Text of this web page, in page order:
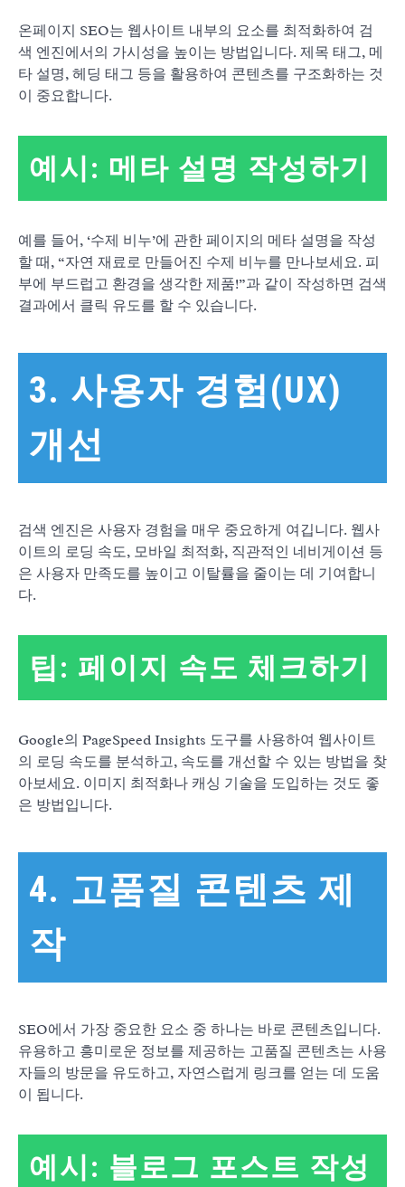
온페이지 SEO는 웹사이트 내부의 요소를 최적화하여 검
색 엔진에서의 가시성을 높이는 방법입니다. 제목 태그, 메
타 설명, 헤딩 태그 등을 활용하여 콘텐츠를 구조화하는 것
이 중요합니다.
예시: 메타 설명 작성하기
예를 들어, ‘수제 비누’에 관한 페이지의 메타 설명을 작성
할 때, “자연 재료로 만들어진 수제 비누를 만나보세요. 피
부에 부드럽고 환경을 생각한 제품!”과 같이 작성하면 검색
결과에서 클릭 유도를 할 수 있습니다.
3. 사용자 경험(UX)
개선
검색 엔진은 사용자 경험을 매우 중요하게 여깁니다. 웹사
이트의 로딩 속도, 모바일 최적화, 직관적인 네비게이션 등
은 사용자 만족도를 높이고 이탈률을 줄이는 데 기여합니
다.
팁: 페이지 속도 체크하기
Google의 PageSpeed Insights 도구를 사용하여 웹사이트
의 로딩 속도를 분석하고, 속도를 개선할 수 있는 방법을 찾
아보세요. 이미지 최적화나 캐싱 기술을 도입하는 것도 좋
은 방법입니다.
4. 고품질 콘텐츠 제
작
SEO에서 가장 중요한 요소 중 하나는 바로 콘텐츠입니다.
유용하고 흥미로운 정보를 제공하는 고품질 콘텐츠는 사용
자들의 방문을 유도하고, 자연스럽게 링크를 얻는 데 도움
이 됩니다.
예시: 블로그 포스트 작성